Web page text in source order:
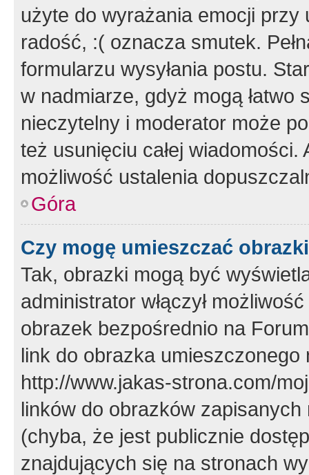
użyte do wyrażania emocji
radość, :( oznacza smutek.
formularzu wysyłania postu.
w nadmiarze, gdyż mogą
nieczytelny i moderator może
też usunięciu całej
możliwość ustalenia
Góra
Czy mogę umieszczać
Tak, obrazki mogą być
administrator włączył
obrazek bezpośrednio na
link do obrazka
http://www.jakas-strona.com/
linków do obrazków
(chyba, że jest publicznie
znajdujących się na stronach